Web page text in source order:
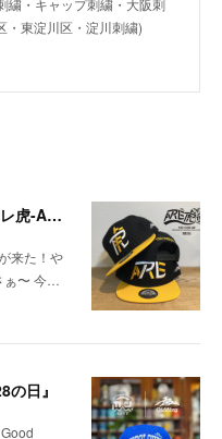
繍・キャップ刺繍・大阪刺
・東淀川区・淀川刺繍)
【ガシ山BASE】遂に今夜開幕🙌 アレ虎-ARETORA-
来た！や
ぁ〜 今…
の日』